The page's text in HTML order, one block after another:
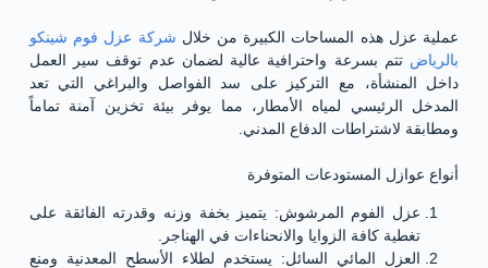
عملية عزل هذه المساحات الكبيرة من خلال شركة عزل فوم شينكو
بالرياض تتم بسرعة واحترافية عالية لضمان عدم توقف سير العمل
داخل المنشأة، مع التركيز على سد الفواصل والبراغي التي تعد
المدخل الرئيسي لمياه الأمطار، مما يوفر بيئة تخزين آمنة تماماً
ومطابقة لاشتراطات الدفاع المدني.
أنواع عوازل المستودعات المتوفرة
عزل الفوم المرشوش: يتميز بخفة وزنه وقدرته الفائقة على
تغطية كافة الزوايا والانحناءات في الهناجر.
العزل المائي السائل: يستخدم لطلاء الأسطح المعدنية ومنع